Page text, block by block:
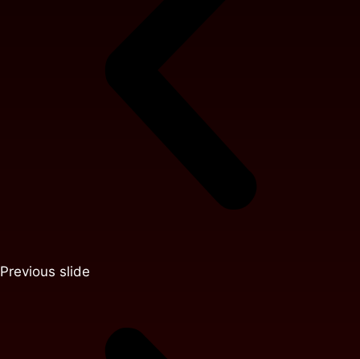
Previous slide